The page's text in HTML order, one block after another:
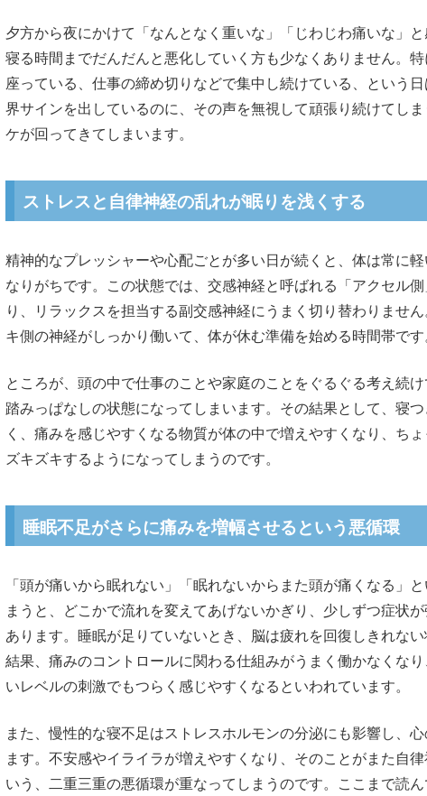
夕方から夜にかけて「なんとなく重いな」「じわじわ痛いな」
寝る時間までだんだんと悪化していく方も少なくありません。
座っている、仕事の締め切りなどで集中し続けている、という
界サインを出しているのに、その声を無視して頑張り続けてし
ケが回ってきてしまいます。
ストレスと自律神経の乱れが眠りを浅くする
精神的なプレッシャーや心配ごとが多い日が続くと、体は常に
なりがちです。この状態では、交感神経と呼ばれる「アクセル
り、リラックスを担当する副交感神経にうまく切り替わりませ
キ側の神経がしっかり働いて、体が休む準備を始める時間帯です
ところが、頭の中で仕事のことや家庭のことをぐるぐる考え続
踏みっぱなしの状態になってしまいます。その結果として、寝
く、痛みを感じやすくなる物質が体の中で増えやすくなり、ち
ズキズキするようになってしまうのです。
睡眠不足がさらに痛みを増幅させるという悪循環
「頭が痛いから眠れない」「眠れないからまた頭が痛くなる」
まうと、どこかで流れを変えてあげないかぎり、少しずつ症状
あります。睡眠が足りていないとき、脳は疲れを回復しきれな
結果、痛みのコントロールに関わる仕組みがうまく働かなくな
いレベルの刺激でもつらく感じやすくなるといわれています。
また、慢性的な寝不足はストレスホルモンの分泌にも影響し、
ます。不安感やイライラが増えやすくなり、そのことがまた自
いう、二重三重の悪循環が重なってしまうのです。ここまで読